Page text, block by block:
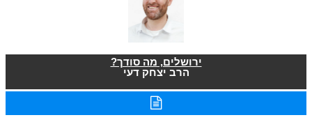
ירושלים, מה סודך?
הרב יצחק דעי